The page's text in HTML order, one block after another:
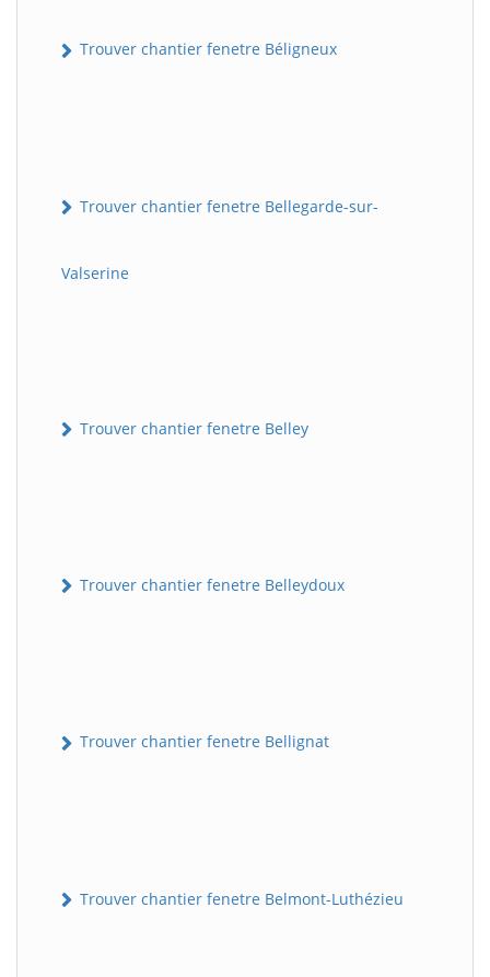
Trouver chantier fenetre Béligneux
Trouver chantier fenetre Bellegarde-sur-
Valserine
Trouver chantier fenetre Belley
Trouver chantier fenetre Belleydoux
Trouver chantier fenetre Bellignat
Trouver chantier fenetre Belmont-Luthézieu